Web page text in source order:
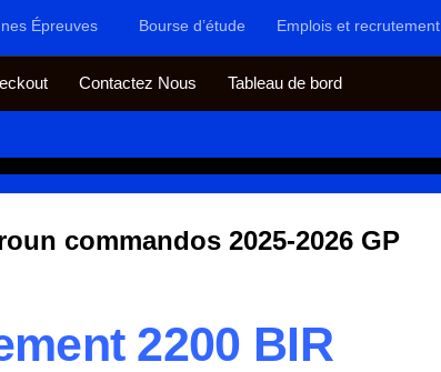
Épreuves Bourse d’étude Emplois et recrutement
Contactez Nous Tableau de bord
commandos 2025-2026 GP
2200 BIR